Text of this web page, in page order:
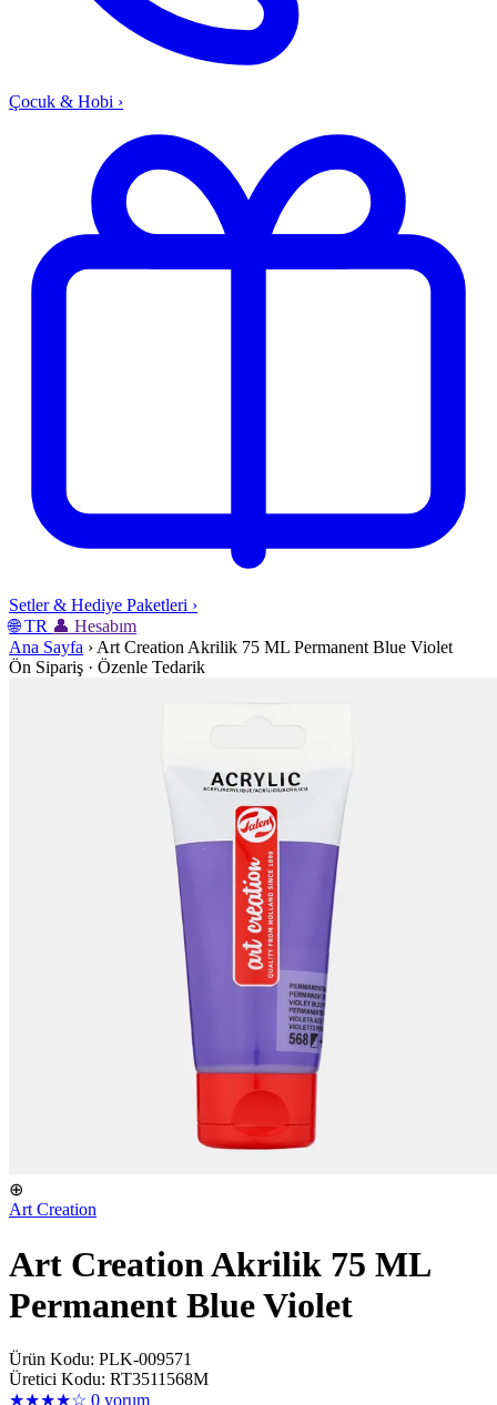
Çocuk & Hobi ›
Setler & Hediye Paketleri ›
🌐 TR 👤 Hesabım
Ana Sayfa › Art Creation Akrilik 75 ML Permanent Blue Violet
Ön Sipariş · Özenle Tedarik
⊕
Art Creation
Art Creation Akrilik 75 ML
Permanent Blue Violet
Ürün Kodu: PLK-009571
Üretici Kodu: RT3511568M
★★★★☆ 0 yorum